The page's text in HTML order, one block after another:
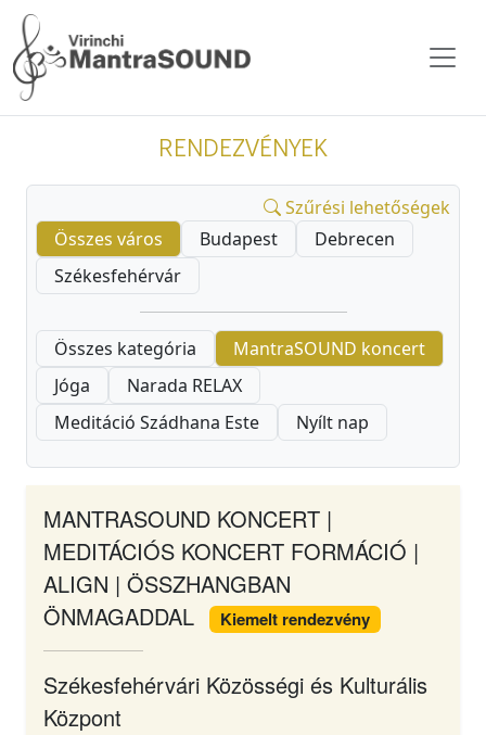
RENDEZVÉNYEK
Szűrési lehetőségek
Összes város
Budapest
Debrecen
Székesfehérvár
Összes kategória
MantraSOUND koncert
Jóga
Narada RELAX
Meditáció Szádhana Este
Nyílt nap
MANTRASOUND KONCERT |
MEDITÁCIÓS KONCERT FORMÁCIÓ |
ALIGN | ÖSSZHANGBAN
ÖNMAGADDAL
Kiemelt rendezvény
Székesfehérvári Közösségi és Kulturális
Központ